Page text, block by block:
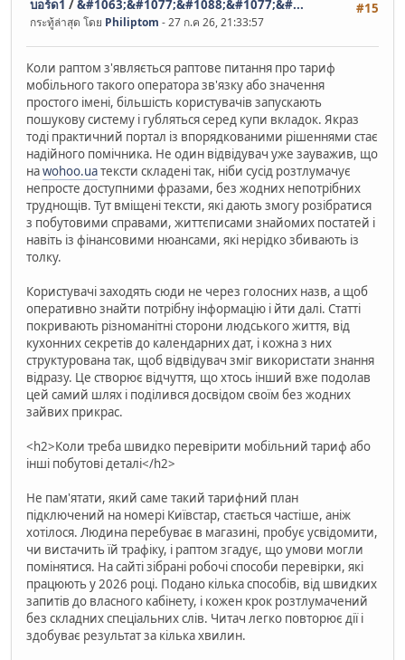
#15
บอร์ด1 /&#1063;&#1077;&#1088;&#1077;&#...
กระทู้ล่าสุด โดย Philiptom - 27 ก.ค 26, 21:33:57
Коли раптом з'являється раптове питання про тариф
мобільного такого оператора зв'язку або значення
простого імені, більшість користувачів запускають
пошукову систему і губляться серед купи вкладок. Якраз
тоді практичний портал із впорядкованими рішеннями стає
надійного помічника. Не один відвідувач уже зауважив, що
наwohoo.uaтексти складені так, ніби сусід розтлумачує
непросте доступними фразами, без жодних непотрібних
труднощів. Тут вміщені тексти, які дають змогу розібратися
з побутовими справами, життєписами знайомих постатей і
навіть із фінансовими нюансами, які нерідко збивають із
толку.
Користувачі заходять сюди не через голосних назв, а щоб
оперативно знайти потрібну інформацію і йти далі. Статті
покривають різноманітні сторони людського життя, від
кухонних секретів до календарних дат, і кожна з них
структурована так, щоб відвідувач зміг використати знання
відразу. Це створює відчуття, що хтось інший вже подолав
цей самий шлях і поділився досвідом своїм без жодних
зайвих прикрас.
<h2>Коли треба швидко перевірити мобільний тариф або
інші побутові деталі</h2>
Не пам'ятати, який саме такий тарифний план
підключений на номері Київстар, стається частіше, аніж
хотілося. Людина перебуває в магазині, пробує усвідомити,
чи вистачить їй трафіку, і раптом згадує, що умови могли
помінятися. На сайті зібрані робочі способи перевірки, які
працюють у 2026 році. Подано кілька способів, від швидких
запитів до власного кабінету, і кожен крок розтлумачений
без складних спеціальних слів. Читач легко повторює дії і
здобуває результат за кілька хвилин.